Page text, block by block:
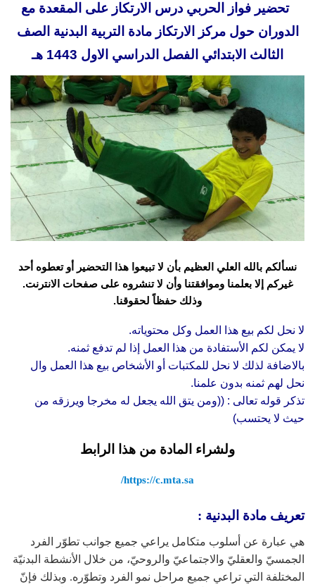
تحضير فواز الحربي درس الارتكاز على المقعدة مع
الدوران حول مركز الارتكاز مادة التربية البدنية الصف
الثالث الابتدائي الفصل الدراسي الاول 1443 هـ
نسألكم بالله العلي العظيم بأن لا تبيعوا هذا التحضير أو تعطوه أحد
غيركم إلا بعلمنا وموافقتنا وأن لا تنشروه على صفحات الانترنت.
وذلك حفظاً لحقوقنا.
لا نحل لكم بيع هذا العمل وكل محتوياته.
لا يمكن لكم الأستفادة من هذا العمل إذا لم تدفع ثمنه.
بالاضافة لذلك لا نحل للمكتبات أو الأشخاص بيع هذا العمل وال
نحل لهم ثمنه بدون علمنا.
تذكر قوله تعالى : ((ومن يتق الله يجعل له مخرجا ويرزقه من
حيث لا يحتسب)
ولشراء المادة من هذا الرابط
https://c.mta.sa/
تعريف مادة البدنية :
هي عبارة عن أسلوب متكامل يراعي جميع جوانب تطوّر الفرد
الجمسيّ والعقليّ والاجتماعيّ والروحيّ، من خلال الأنشطة البدنيّة
المختلفة التي تراعي جميع مراحل نمو الفرد وتطوّره. وبذلك فإنّ